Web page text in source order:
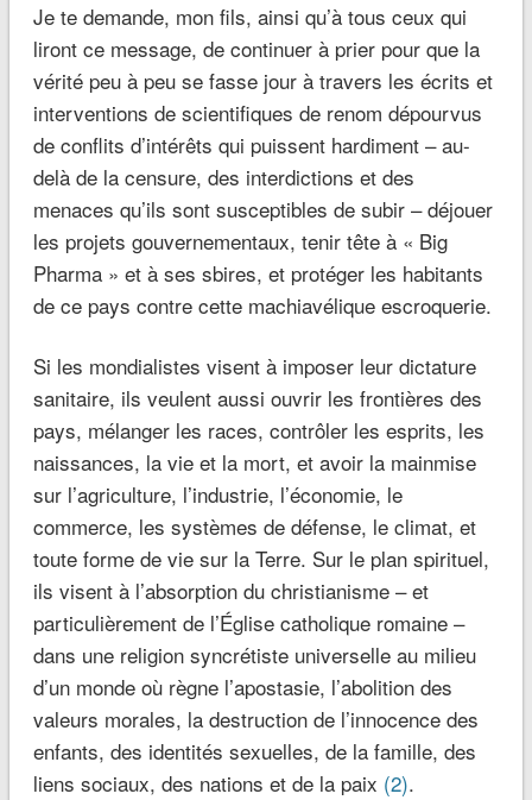
Je te demande, mon fils, ainsi qu’à tous ceux qui
liront ce message, de continuer à prier pour que la
vérité peu à peu se fasse jour à travers les écrits et
interventions de scientifiques de renom dépourvus
de conflits d’intérêts qui puissent hardiment – au-
delà de la censure, des interdictions et des
menaces qu’ils sont susceptibles de subir – déjouer
les projets gouvernementaux, tenir tête à « Big
Pharma » et à ses sbires, et protéger les habitants
de ce pays contre cette machiavélique escroquerie.
Si les mondialistes visent à imposer leur dictature
sanitaire, ils veulent aussi ouvrir les frontières des
pays, mélanger les races, contrôler les esprits, les
naissances, la vie et la mort, et avoir la mainmise
sur l’agriculture, l’industrie, l’économie, le
commerce, les systèmes de défense, le climat, et
toute forme de vie sur la Terre. Sur le plan spirituel,
ils visent à l’absorption du christianisme – et
particulièrement de l’Église catholique romaine –
dans une religion syncrétiste universelle au milieu
d’un monde où règne l’apostasie, l’abolition des
valeurs morales, la destruction de l’innocence des
enfants, des identités sexuelles, de la famille, des
liens sociaux, des nations et de la paix (2).